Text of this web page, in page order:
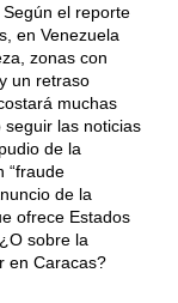
el reporte
en Venezuela
zonas con
un retraso
muchas
las noticias
de la
“fraude
de la
ofrece Estados
sobre la
en Caracas?